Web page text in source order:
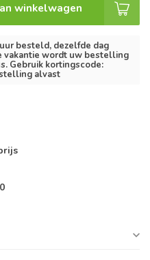
winkelwagen
besteld, dezelfde dag
vakantie wordt uw bestelling
Gebruik kortingscode:
alvast